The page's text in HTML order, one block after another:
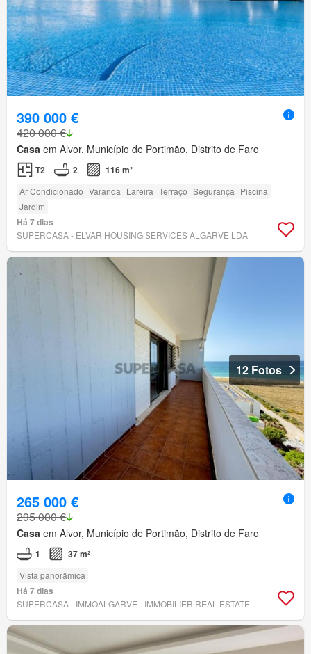
390 000 €
420 000 €
Casa em Alvor, Município de Portimão, Distrito de Faro
T2 2 116 m²
Ar Condicionado Varanda Lareira Terraço Segurança Piscina
Jardim
Há 7 dias
SUPERCASA - ELVAR HOUSING SERVICES ALGARVE LDA
12 Fotos
265 000 €
295 000 €
Casa em Alvor, Município de Portimão, Distrito de Faro
1 37 m²
Vista panorâmica
Há 7 dias
SUPERCASA - IMMOALGARVE - IMMOBILIER REAL ESTATE